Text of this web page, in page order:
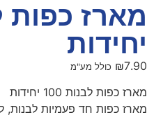
יחידות
₪7.90 כולל מע"מ
מארז כפות לבנות 100 יחידות
מארז כפות חד פעמיות לבנות,